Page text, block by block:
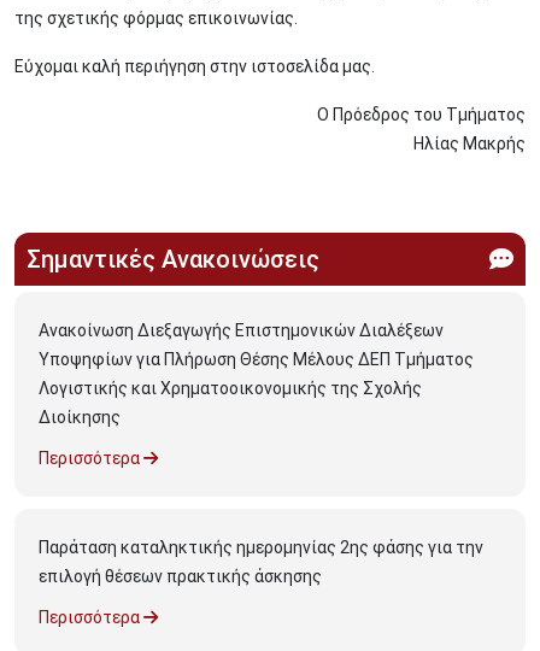
της σχετικής φόρμας επικοινωνίας.
Εύχομαι καλή περιήγηση στην ιστοσελίδα μας.
Ο Πρόεδρος του Τμήματος
Ηλίας Μακρής
Σημαντικές Ανακοινώσεις
Ανακοίνωση Διεξαγωγής Επιστημονικών Διαλέξεων
Υποψηφίων για Πλήρωση Θέσης Μέλους ΔΕΠ Τμήματος
Λογιστικής και Χρηματοοικονομικής της Σχολής
Διοίκησης
Περισσότερα
Παράταση καταληκτικής ημερομηνίας 2ης φάσης για την
επιλογή θέσεων πρακτικής άσκησης
Περισσότερα